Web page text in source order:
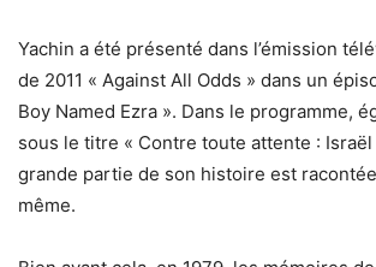
Yachin a été présenté dans l’émission
de 2011 « Against All Odds » dans un
Boy Named Ezra ». Dans le programme,
sous le titre « Contre toute attente :
grande partie de son histoire est
même.